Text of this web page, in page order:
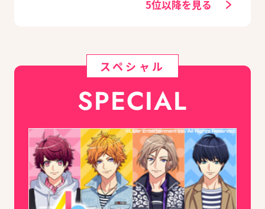
5位以降を見る
スペシャル
SPECIAL